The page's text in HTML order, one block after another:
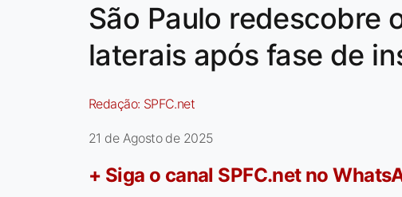
São Paulo redescobre
laterais após fase de
Redação: SPFC.net
21 de Agosto de 2025
+ Siga o canal SPFC.net no